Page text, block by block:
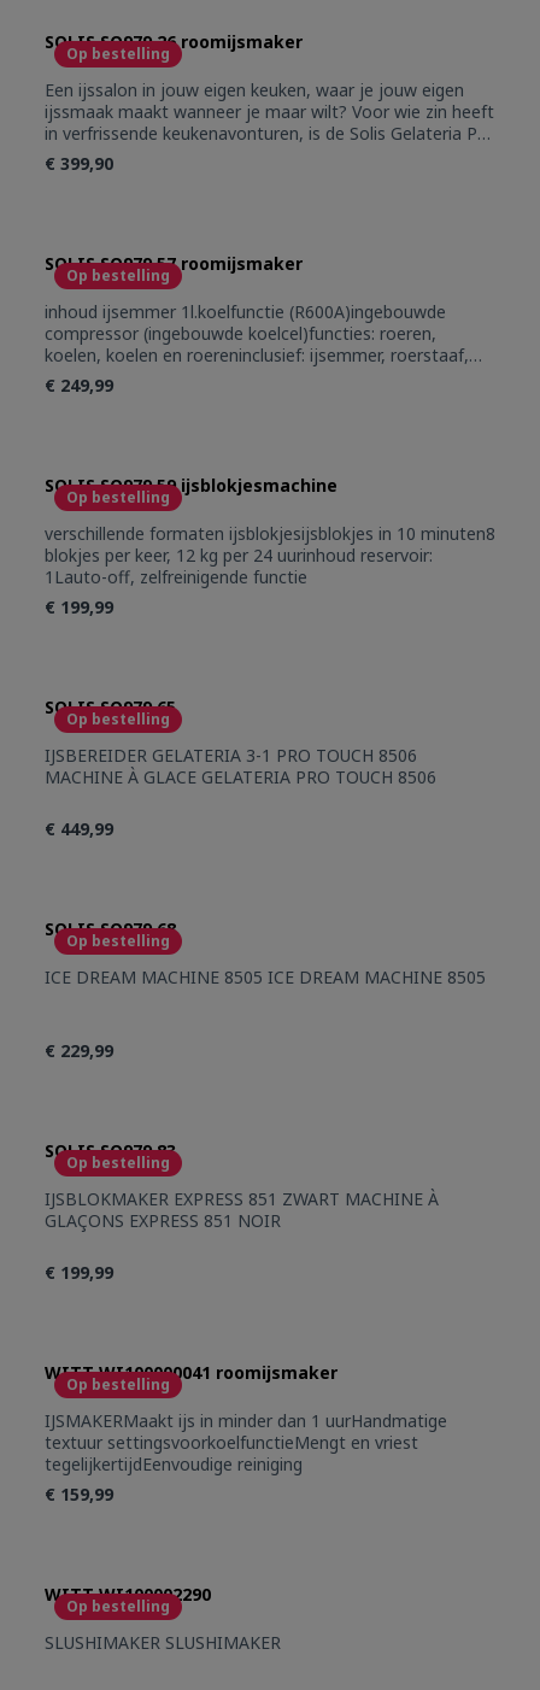
Op bestelling
SOLIS SO979.26 roomijsmaker
Een ijssalon in jouw eigen keuken, waar je jouw eigen
ijssmaak maakt wanneer je maar wilt? Voor wie zin heeft
in verfrissende keukenavonturen, is de Solis Gelateria Pro
Touch het perfecte hulpmiddel. Deze volautomatische
ijsmachine maakt niet alleen ijs, maar ook sorbet,
€ 399,90
Op bestelling
SOLIS SO979.57 roomijsmaker
inhoud ijsemmer 1l.koelfunctie (R600A)ingebouwde
compressor (ingebouwde koelcel)functies: roeren,
koelen, koelen en roereninclusief: ijsemmer, roerstaaf,
spatel en recepten
€ 249,99
Op bestelling
SOLIS SO979.59 ijsblokjesmachine
verschillende formaten ijsblokjesijsblokjes in 10 minuten8
blokjes per keer, 12 kg per 24 uurinhoud reservoir:
1Lauto-off, zelfreinigende functie
€ 199,99
Op bestelling
SOLIS SO979.65
IJSBEREIDER GELATERIA 3-1 PRO TOUCH 8506
MACHINE À GLACE GELATERIA PRO TOUCH 8506
€ 449,99
Op bestelling
SOLIS SO979.68
ICE DREAM MACHINE 8505 ICE DREAM MACHINE 8505
€ 229,99
Op bestelling
SOLIS SO979.83
IJSBLOKMAKER EXPRESS 851 ZWART MACHINE À
GLAÇONS EXPRESS 851 NOIR
€ 199,99
Op bestelling
WITT WI100000041 roomijsmaker
IJSMAKERMaakt ijs in minder dan 1 uurHandmatige
textuur settingsvoorkoelfunctieMengt en vriest
tegelijkertijdEenvoudige reiniging
€ 159,99
Op bestelling
WITT WI100002290
SLUSHIMAKER SLUSHIMAKER